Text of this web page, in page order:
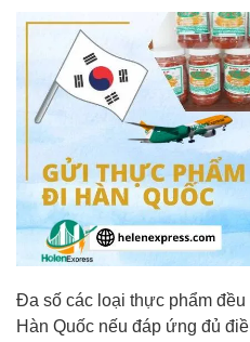
Đa số các loại thực phẩm
Hàn Quốc nếu đáp ứng đủ